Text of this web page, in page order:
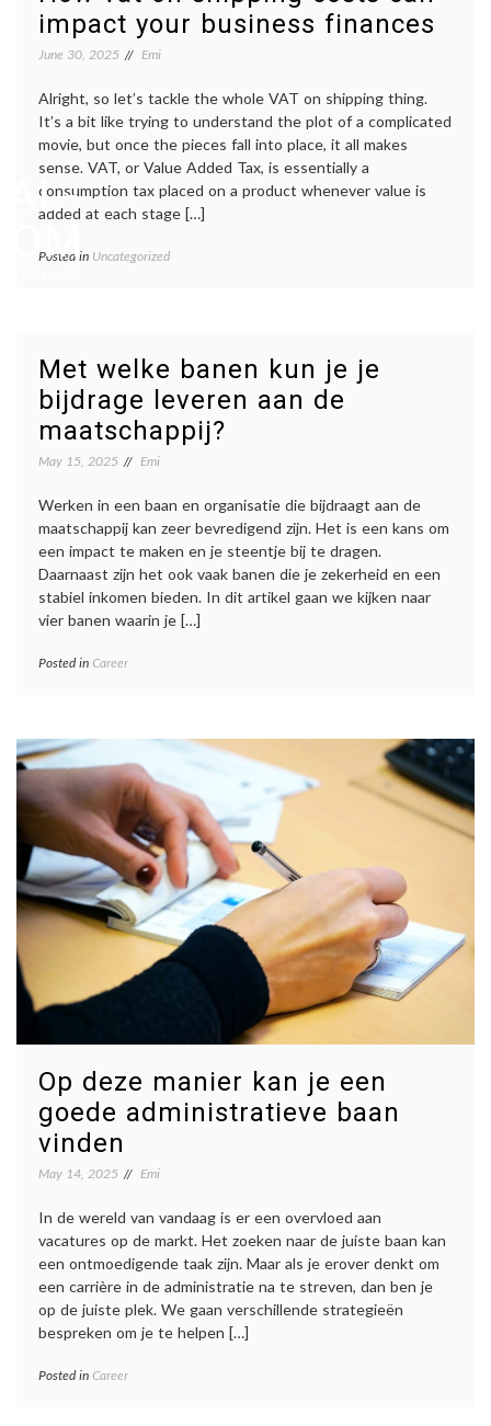
impact your business finances
June 30, 2025 Emi
Alright, so let’s tackle the whole VAT on shipping thing.
It’s a bit like trying to understand the plot of a complicated
movie, but once the pieces fall into place, it all makes
sense. VAT, or Value Added Tax, is essentially a
consumption tax placed on a product whenever value is
added at each stage […]
Posted in Uncategorized
Met welke banen kun je je
bijdrage leveren aan de
maatschappij?
May 15, 2025 Emi
Werken in een baan en organisatie die bijdraagt aan de
maatschappij kan zeer bevredigend zijn. Het is een kans om
een impact te maken en je steentje bij te dragen.
Daarnaast zijn het ook vaak banen die je zekerheid en een
stabiel inkomen bieden. In dit artikel gaan we kijken naar
vier banen waarin je […]
Posted in Career
Op deze manier kan je een
goede administratieve baan
vinden
May 14, 2025 Emi
In de wereld van vandaag is er een overvloed aan
vacatures op de markt. Het zoeken naar de juiste baan kan
een ontmoedigende taak zijn. Maar als je erover denkt om
een carrière in de administratie na te streven, dan ben je
op de juiste plek. We gaan verschillende strategieën
bespreken om je te helpen […]
Posted in Career